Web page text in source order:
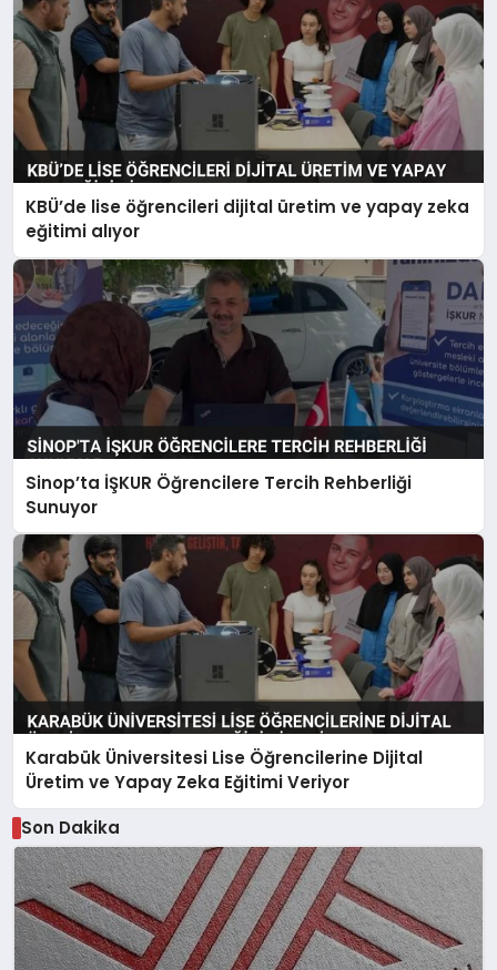
KBÜ’de lise öğrencileri dijital üretim ve yapay zeka
eğitimi alıyor
Sinop’ta İŞKUR Öğrencilere Tercih Rehberliği
Sunuyor
Karabük Üniversitesi Lise Öğrencilerine Dijital
Üretim ve Yapay Zeka Eğitimi Veriyor
Son Dakika